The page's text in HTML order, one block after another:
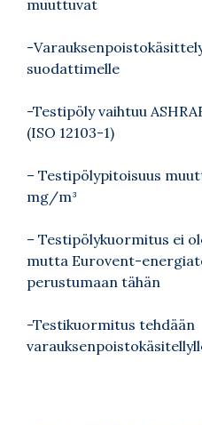
muuttuvat
-
suodattimelle
-Testipöly vaihtuu
(ISO 12103-1)
– Testipölypitoisuus
mg/m³
– Testipölykuormitus ei
mutta Eurovent-
perustumaan tähän
-Testikuormitus tehdään